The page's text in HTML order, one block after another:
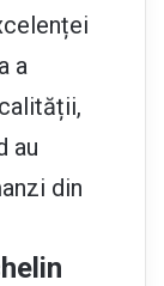
a
au
din